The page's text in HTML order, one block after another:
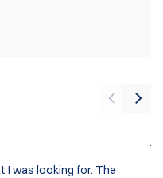
I was looking for. The